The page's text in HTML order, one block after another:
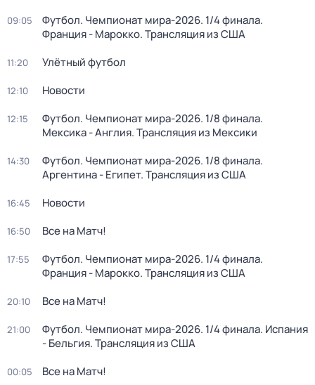
09:05
Футбол. Чемпионат мира-2026. 1/4 финала.
Франция - Марокко. Трансляция из США
11:20 Улётный футбол
12:10 Новости
12:15
Футбол. Чемпионат мира-2026. 1/8 финала.
Мексика - Англия. Трансляция из Мексики
14:30
Футбол. Чемпионат мира-2026. 1/8 финала.
Аргентина - Египет. Трансляция из США
16:45 Новости
16:50 Все на Матч!
17:55
Футбол. Чемпионат мира-2026. 1/4 финала.
Франция - Марокко. Трансляция из США
20:10 Все на Матч!
21:00
Футбол. Чемпионат мира-2026. 1/4 финала. Испания
- Бельгия. Трансляция из США
00:05 Все на Матч!